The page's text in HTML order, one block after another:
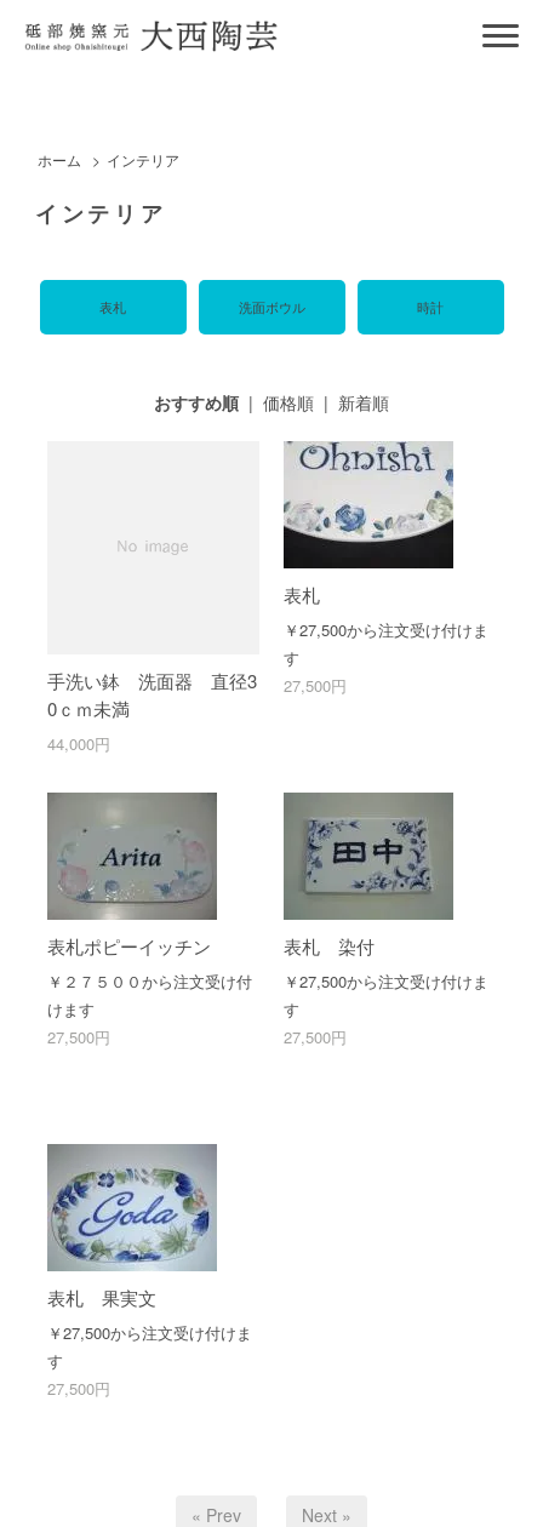
ホーム > インテリア
インテリア
表札 洗面ボウル 時計
おすすめ順 |価格順 | 新着順
手洗い鉢 洗面器 直径3
0ｃｍ未満
44,000円
表札
￥27,500から注文受け付けま
す
27,500円
表札ポピーイッチン
￥２７５００から注文受け付
けます
27,500円
表札 染付
￥27,500から注文受け付けま
す
27,500円
表札 果実文
￥27,500から注文受け付けま
す
27,500円
« Prev Next »